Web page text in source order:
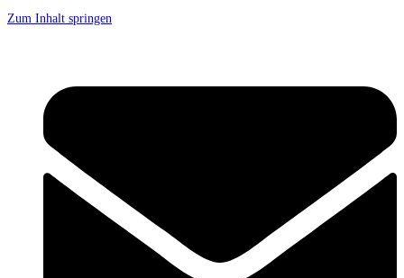
Zum Inhalt springen